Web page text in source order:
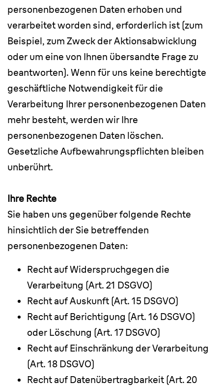
personenbezogenen Daten erhoben und
verarbeitet worden sind, erforderlich ist (zum
Beispiel, zum Zweck der Aktionsabwicklung
oder um eine von Ihnen übersandte Frage zu
beantworten). Wenn für uns keine berechtigte
geschäftliche Notwendigkeit für die
Verarbeitung Ihrer personenbezogenen Daten
mehr besteht, werden wir Ihre
personenbezogenen Daten löschen.
Gesetzliche Aufbewahrungspflichten bleiben
unberührt.
Ihre Rechte
Sie haben uns gegenüber folgende Rechte
hinsichtlich der Sie betreffenden
personenbezogenen Daten:
Recht auf Widerspruchgegen die
Verarbeitung (Art. 21 DSGVO)
Recht auf Auskunft (Art. 15 DSGVO)
Recht auf Berichtigung (Art. 16 DSGVO)
oder Löschung (Art. 17 DSGVO)
Recht auf Einschränkung der Verarbeitung
(Art. 18 DSGVO)
Recht auf Datenübertragbarkeit (Art. 20